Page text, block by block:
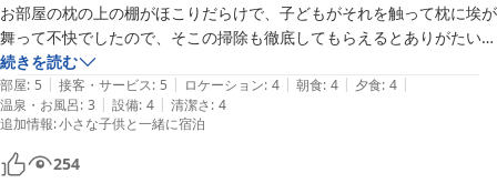
お寄せいただいた貴重なご意見を基に、さらに快適な滞在を提供で
きるよう努めてまいります。この度は、ご意見と素敵なお声をお聞
かせいただき、誠にありがとうございました。またのご利用をスタ
ッフ一同、心よりお待ち申し上げております。
里創人 熊野倶楽部
2026-07-17
お部屋の枕の上の棚がほこりだらけで、子どもがそれを触って枕に埃が
舞って不快でしたので、そこの掃除も徹底してもらえるとありがたいで
す。
また、アフタヌーンティーは大好きなスパークリングワイン飲み放題で
最高でしたが、サラミやチーズ系などおつまみ系もあるとありがたいで
す。全て甘いものでしたので、そこが少し残念でした。
次の訪問時にこの二つが更新されていることを祈ります！！
続きを読む
部屋: 5 | 接客・サービス: 5 | ロケーション: 4 | 朝食: 4 | 夕食: 4 |
温泉・お風呂: 3 | 設備: 4 | 清潔さ: 4
追加情報:小さな子供と一緒に宿泊
254